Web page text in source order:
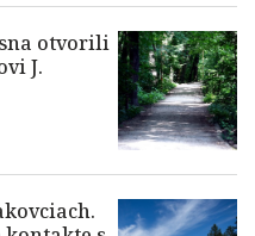
otvorili
J.